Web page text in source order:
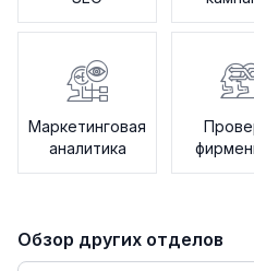
Маркетинговая
аналитика
Обзор других отделов